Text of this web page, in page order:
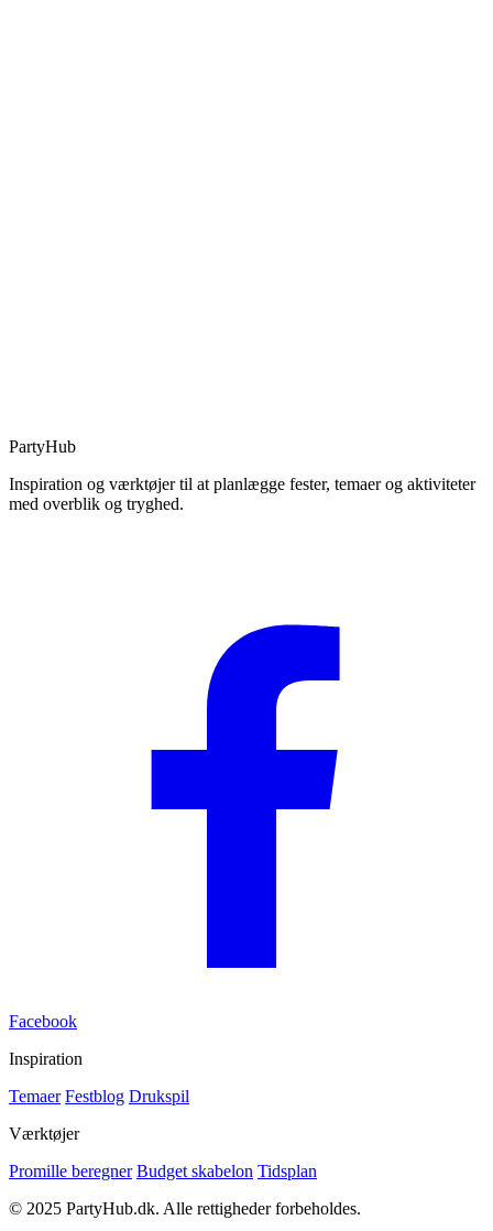
PartyHub
Inspiration og værktøjer til at planlægge fester, temaer og aktiviteter
med overblik og tryghed.
Facebook
Inspiration
Temaer Festblog Drukspil
Værktøjer
Promille beregner Budget skabelon Tidsplan
© 2025 PartyHub.dk. Alle rettigheder forbeholdes.